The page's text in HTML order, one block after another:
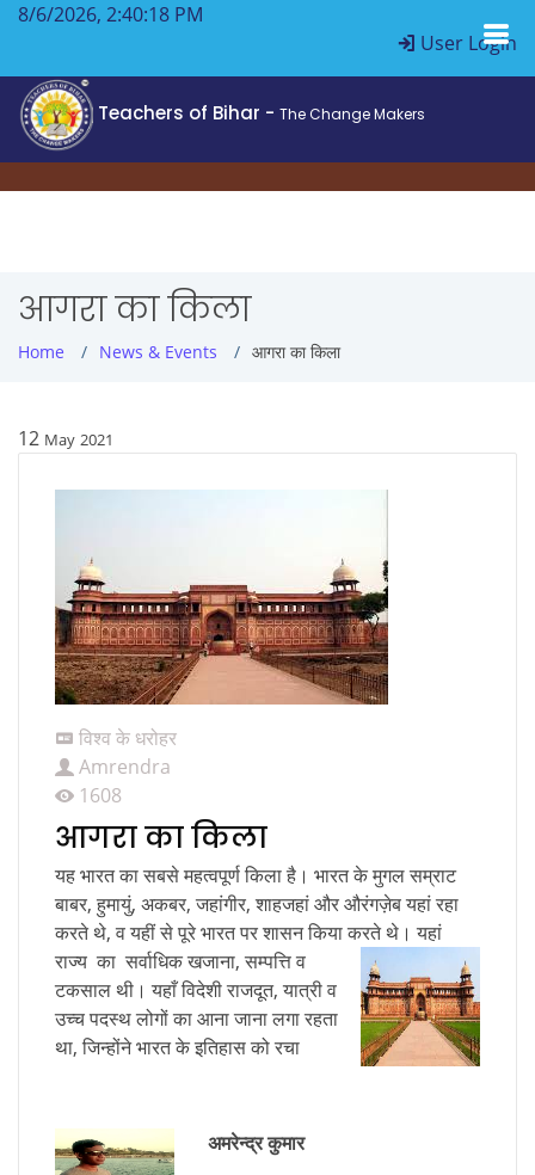
8/6/2026, 2:40:19 PM
User Login
Teachers of Bihar - The Change Makers
आगरा का किला
Home News & Events आगरा का किला
12 May 2021
विश्व के धरोहर
Amrendra
1608
आगरा का किला
यह भारत का सबसे महत्वपूर्ण किला है। भारत के मुगल सम्राट
बाबर, हुमायुं, अकबर, जहांगीर, शाहजहां और औरंगज़ेब यहां रहा
करते थे, व यहीं से पूरे भारत पर शासन किया करते थे। यहां
राज्य का सर्वाधिक खजाना, सम्पत्ति व
टकसाल थी। यहाँ विदेशी राजदूत, यात्री व
उच्च पदस्थ लोगों का आना जाना लगा रहता
था, जिन्होंने भारत के इतिहास को रचा
अमरेन्द्र कुमार